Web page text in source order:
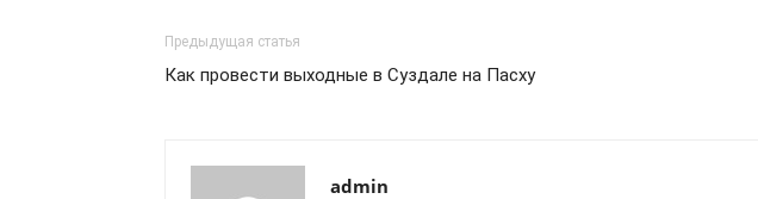
Предыдущая статья
Как провести выходные в Суздале на Пасху
admin